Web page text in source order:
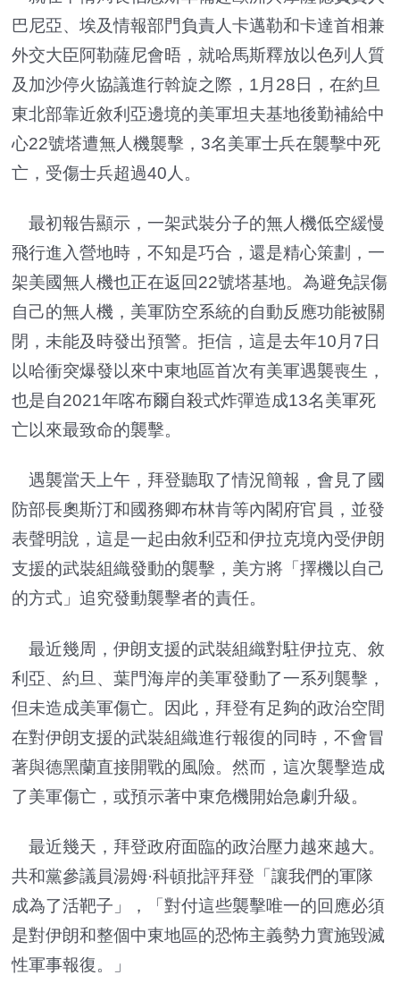
巴尼亞、埃及情報部門負責人卡邁勒和卡達首相兼
外交大臣阿勒薩尼會晤，就哈馬斯釋放以色列人質
及加沙停火協議進行斡旋之際，1月28日，在約旦
東北部靠近敘利亞邊境的美軍坦夫基地後勤補給中
心22號塔遭無人機襲擊，3名美軍士兵在襲擊中死
亡，受傷士兵超過40人。
最初報告顯示，一架武裝分子的無人機低空緩慢
飛行進入營地時，不知是巧合，還是精心策劃，一
架美國無人機也正在返回22號塔基地。為避免誤傷
自己的無人機，美軍防空系統的自動反應功能被關
閉，未能及時發出預警。拒信，這是去年10月7日
以哈衝突爆發以來中東地區首次有美軍遇襲喪生，
也是自2021年喀布爾自殺式炸彈造成13名美軍死
亡以來最致命的襲擊。
遇襲當天上午，拜登聽取了情況簡報，會見了國
防部長奧斯汀和國務卿布林肯等內閣府官員，並發
表聲明說，這是一起由敘利亞和伊拉克境內受伊朗
支援的武裝組織發動的襲擊，美方將「擇機以自己
的方式」追究發動襲擊者的責任。
最近幾周，伊朗支援的武裝組織對駐伊拉克、敘
利亞、約旦、葉門海岸的美軍發動了一系列襲擊，
但未造成美軍傷亡。因此，拜登有足夠的政治空間
在對伊朗支援的武裝組織進行報復的同時，不會冒
著與德黑蘭直接開戰的風險。然而，這次襲擊造成
了美軍傷亡，或預示著中東危機開始急劇升級。
最近幾天，拜登政府面臨的政治壓力越來越大。
共和黨參議員湯姆·科頓批評拜登「讓我們的軍隊
成為了活靶子」，「對付這些襲擊唯一的回應必須
是對伊朗和整個中東地區的恐怖主義勢力實施毀滅
性軍事報復。」